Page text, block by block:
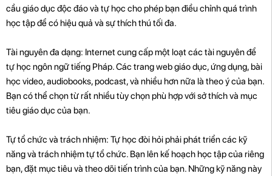
cầu giáo dục độc đáo và tự học cho phép bạn điều chỉnh quá trình
học tập để có hiệu quả và sự thích thú tối đa.
Tài nguyên đa dạng: Internet cung cấp một loạt các tài nguyên để
tự học ngôn ngữ tiếng Pháp. Các trang web giáo dục, ứng dụng, bài
học video, audiobooks, podcast, và nhiều hơn nữa là theo ý của bạn.
Bạn có thể chọn từ rất nhiều tùy chọn phù hợp với sở thích và mục
tiêu giáo dục của bạn.
Tự tổ chức và trách nhiệm: Tự học đòi hỏi phải phát triển các kỹ
năng và trách nhiệm tự tổ chức. Bạn lên kế hoạch học tập của riêng
bạn, đặt mục tiêu và theo dõi tiến trình của bạn. Những kỹ năng này